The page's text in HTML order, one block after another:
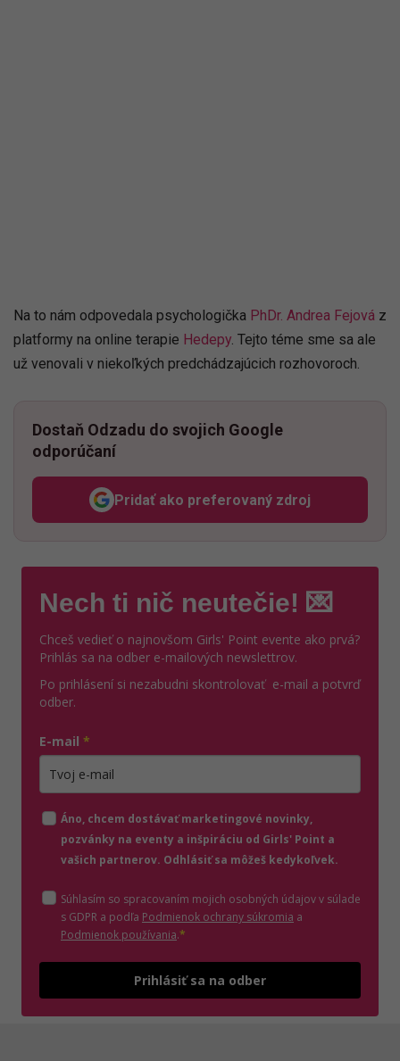
Na to nám odpovedala psychologička PhDr. Andrea Fejová z
platformy na online terapie Hedepy. Tejto téme sme sa ale
už venovali v niekoľkých predchádzajúcich rozhovoroch.
Dostaň Odzadu do svojich Google
odporúčaní
Pridať ako preferovaný zdroj
Odzadu, odkaz sa otvorí v
Nech ti nič neutečie! 💌
Chceš vedieť o najnovšom Girls' Point evente ako prvá?
Prihlás sa na odber e-mailových newslettrov.
Po prihlásení si nezabudni skontrolovať e-mail a potvrď
odber.
E-mail *
Áno, chcem dostávať marketingové novinky,
pozvánky na eventy a inšpiráciu od Girls' Point a
vašich partnerov. Odhlásiť sa môžeš kedykoľvek.
Súhlasím so spracovaním mojich osobných údajov v súlade
s GDPR a podľa Podmienok ochrany súkromia (otvorí sa v novom
a
Podmienok používania(otvorí sa v novom okne)
.*
Prihlásiť sa na odber